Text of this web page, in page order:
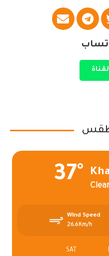
37°
Wind Speed
26.6Km/h
SAT